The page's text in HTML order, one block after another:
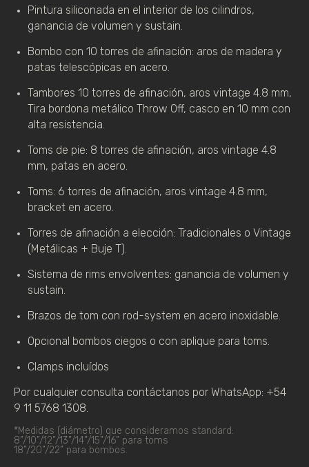
Pintura siliconada en el interior de los cilindros,
ganancia de volumen y sustain.
Bombo con 10 torres de afinación: aros de madera y
patas telescópicas en acero.
Tambores 10 torres de afinación, aros vintage 4.8 mm,
Tira bordona metálico Throw Off, casco en 10 mm con
alta resistencia.
Toms de pie: 8 torres de afinación, aros vintage 4.8
mm, patas en acero.
Toms: 6 torres de afinación, aros vintage 4.8 mm,
bracket en acero.
Torres de afinación a elección: Tradicionales o Vintage
(Metálicas + Buje T).
Sistema de rims envolventes: ganancia de volumen y
sustain.
Brazos de tom con rod-system en acero inoxidable.
Opcional bombos ciegos o con aplique para toms.
Clamps incluídos
Por cualquier consulta contáctanos por WhatsApp: +54
9 11 5768 1308.
*Medidas (diámetro) que consideramos standard:
8”/10”/12”/13”/14”/15”/16” para toms
18”/20”/22” para bombos.